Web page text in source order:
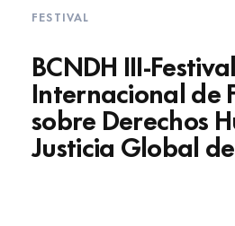
FESTIVAL
BCNDH III-Festival
Internacional de
sobre Derechos
Justicia Global